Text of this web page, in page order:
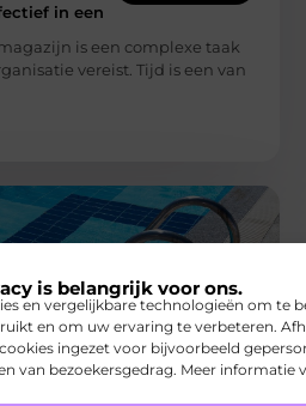
is belangrijk voor ons.
en vergelijkbare technologieën om te
en om uw ervaring te verbeteren.
ingezet voor bijvoorbeeld
van bezoekersgedrag. Meer informatie
in een
is een complexe taak
vereist. Tijd is een van
AANBIEDINGEN
Tips voor